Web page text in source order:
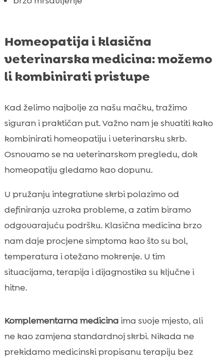
Homeopatija i klasična
veterinarska medicina: možemo
li kombinirati pristupe
Kad želimo najbolje za našu mačku, tražimo
siguran i praktičan put. Važno nam je shvatiti kako
kombinirati homeopatiju i veterinarsku skrb.
Osnovamo se na veterinarskom pregledu, dok
homeopatiju gledamo kao dopunu.
U pružanju integrativne skrbi polazimo od
definiranja uzroka probleme, a zatim biramo
odgovarajuću podršku. Klasična medicina brzo
nam daje procjene simptoma kao što su bol,
temperatura i otežano mokrenje. U tim
situacijama, terapija i dijagnostika su ključne i
hitne.
Komplementarna medicina ima svoje mjesto, ali
ne kao zamjena standardnoj skrbi. Nikada ne
prekidamo medicinski propisanu terapiju bez